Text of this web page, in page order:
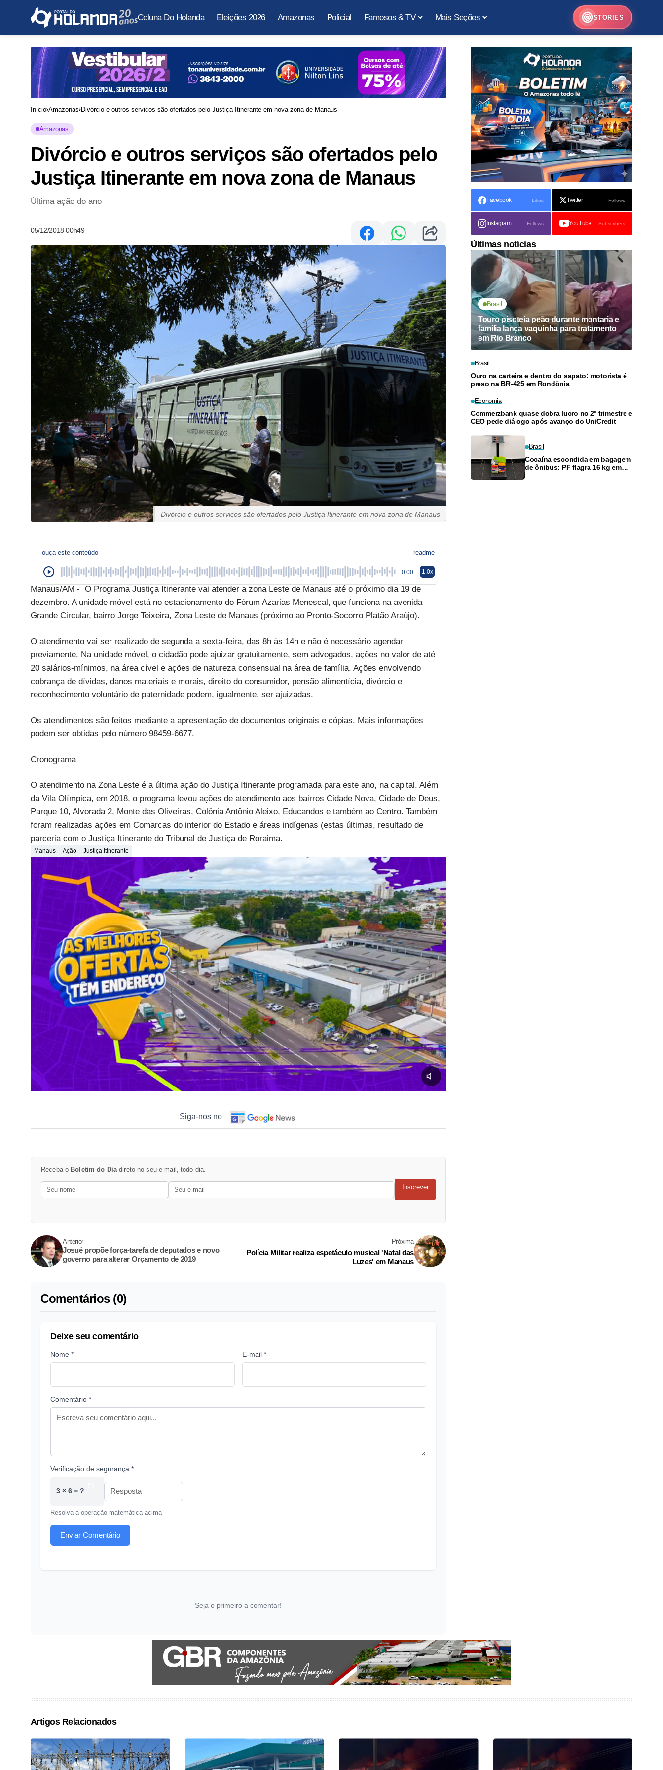
Coluna Do Holanda Eleições 2026 Amazonas Policial Famosos & TV Mais Seções STORIES
Início Amazonas Divórcio e outros serviços são ofertados pelo Justiça Itinerante em nova zona de Manaus
Amazonas
Divórcio e outros serviços são ofertados pelo
Justiça Itinerante em nova zona de Manaus
Última ação do ano
05/12/2018 00h49
Divórcio e outros serviços são ofertados pelo Justiça Itinerante em nova zona de Manaus
ouça este conteúdo readme
0:00 1.0x
Manaus/AM - O Programa Justiça Itinerante vai atender a zona Leste de Manaus até o próximo dia 19 de
dezembro. A unidade móvel está no estacionamento do Fórum Azarias Menescal, que funciona na avenida
Grande Circular, bairro Jorge Teixeira, Zona Leste de Manaus (próximo ao Pronto-Socorro Platão Araújo).
O atendimento vai ser realizado de segunda a sexta-feira, das 8h às 14h e não é necessário agendar
previamente. Na unidade móvel, o cidadão pode ajuizar gratuitamente, sem advogados, ações no valor de até
20 salários-mínimos, na área cível e ações de natureza consensual na área de família. Ações envolvendo
cobrança de dívidas, danos materiais e morais, direito do consumidor, pensão alimentícia, divórcio e
reconhecimento voluntário de paternidade podem, igualmente, ser ajuizadas.
Os atendimentos são feitos mediante a apresentação de documentos originais e cópias. Mais informações
podem ser obtidas pelo número 98459-6677.
Cronograma
O atendimento na Zona Leste é a última ação do Justiça Itinerante programada para este ano, na capital. Além
da Vila Olímpica, em 2018, o programa levou ações de atendimento aos bairros Cidade Nova, Cidade de Deus,
Parque 10, Alvorada 2, Monte das Oliveiras, Colônia Antônio Aleixo, Educandos e também ao Centro. Também
foram realizadas ações em Comarcas do interior do Estado e áreas indígenas (estas últimas, resultado de
parceria com o Justiça Itinerante do Tribunal de Justiça de Roraima.
Manaus Ação Justiça Itinerante
Siga-nos no
Receba o Boletim do Dia direto no seu e-mail, todo dia.
Inscrever
Anterior
Josué propõe força-tarefa de deputados e novo
governo para alterar Orçamento de 2019
Próxima
Polícia Militar realiza espetáculo musical 'Natal das
Luzes' em Manaus
Comentários (0)
Deixe seu comentário
Nome * E-mail *
Comentário *
Verificação de segurança *
3 × 6 = ?
Resolva a operação matemática acima
Enviar Comentário
Seja o primeiro a comentar!
Facebook Likes Twitter Follows
Instagram Follows YouTube Subscribers
Últimas notícias
Brasil
Touro pisoteia peão durante montaria e
família lança vaquinha para tratamento
em Rio Branco
Brasil
Ouro na carteira e dentro do sapato: motorista é
preso na BR-425 em Rondônia
Economia
Commerzbank quase dobra lucro no 2º trimestre e
CEO pede diálogo após avanço do UniCredit
Brasil
Cocaína escondida em bagagem
de ônibus: PF flagra 16 kg em
Artigos Relacionados